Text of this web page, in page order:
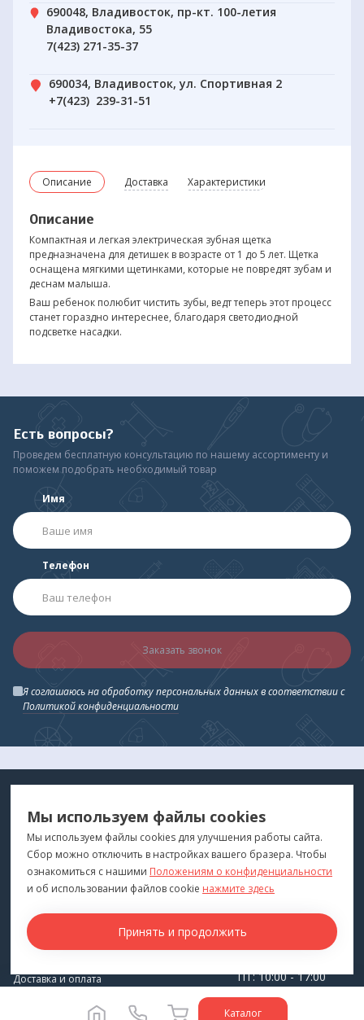
Описание Доставка Характеристики
Описание
Компактная и легкая электрическая зубная щетка
предназначена для детишек в возрасте от 1 до 5 лет. Щетка
оснащена мягкими щетинками, которые не повредят зубам и
деснам малыша.
Ваш ребенок полюбит чистить зубы, ведт теперь этот процесс
станет гораздно интереснее, благодаря светодиодной
подсветке насадки.
690048, Владивосток, пр-кт. 100-летия
Владивостока, 55
7(423) 271-35-37
690034, Владивосток, ул. Спортивная 2
+7(423) 239-31-51
Есть вопросы?
Проведем бесплатную консультацию по нашему ассортименту и
поможем подобрать необходимый товар
Имя
Телефон
Заказать звонок
Я соглашаюсь на обработку персональных данных в соответствии с
Политикой конфиденциальности
Каталог
ДЛЯ ВАС
"Медтехника для Вас"©2026
ПОКУПАТЕЛЯМ
Каталог
Бренды
Для оптовиков
Доставка и оплата
КОНТАКТЫ
г. Владивосток
ПТ: 10:00 - 17:00
СБ-ВС: Выходной
Мы используем файлы cookies
Мы используем файлы cookies для улучшения работы сайта.
Сбор можно отключить в настройках вашего бразера. Чтобы
ознакомиться с нашими Положениям о конфиденциальности
и об использовании файлов cookie нажмите здесь
Принять и продолжить